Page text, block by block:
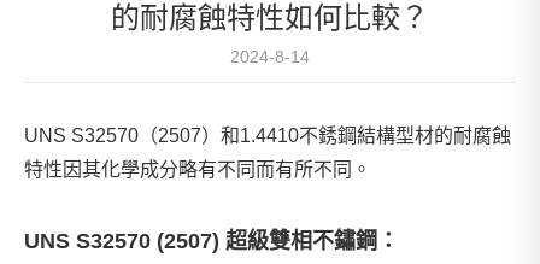
的耐腐蝕特性如何比較？
2024-8-14
UNS S32570（2507）和1.4410不銹鋼結構型材的耐腐蝕
特性因其化學成分略有不同而有所不同。
UNS S32570 (2507) 超級雙相不鏽鋼：